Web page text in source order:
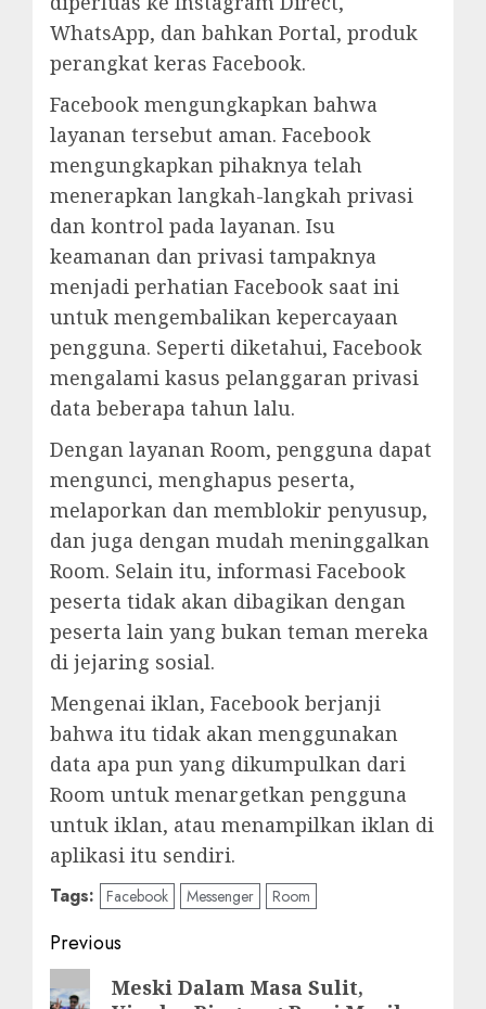
WhatsApp, dan bahkan Portal, produk
perangkat keras Facebook.
Facebook mengungkapkan bahwa
layanan tersebut aman. Facebook
mengungkapkan pihaknya telah
menerapkan langkah-langkah privasi
dan kontrol pada layanan. Isu
keamanan dan privasi tampaknya
menjadi perhatian Facebook saat ini
untuk mengembalikan kepercayaan
pengguna. Seperti diketahui, Facebook
mengalami kasus pelanggaran privasi
data beberapa tahun lalu.
Dengan layanan Room, pengguna dapat
mengunci, menghapus peserta,
melaporkan dan memblokir penyusup,
dan juga dengan mudah meninggalkan
Room. Selain itu, informasi Facebook
peserta tidak akan dibagikan dengan
peserta lain yang bukan teman mereka
di jejaring sosial.
Mengenai iklan, Facebook berjanji
bahwa itu tidak akan menggunakan
data apa pun yang dikumpulkan dari
Room untuk menargetkan pengguna
untuk iklan, atau menampilkan iklan di
aplikasi itu sendiri.
Tags: Facebook Messenger Room
Post
navigation
Previous
PreviousMeski Dalam Masa Sulit,